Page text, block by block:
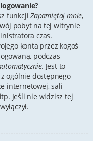
funkcjiZapamiętaj mnie,
pobyt na tej witrynie
czas.
konta przez kogoś
podczas
. Jest to
ogólnie dostępnego
internetowej, sali
Jeśli nie widzisz tej